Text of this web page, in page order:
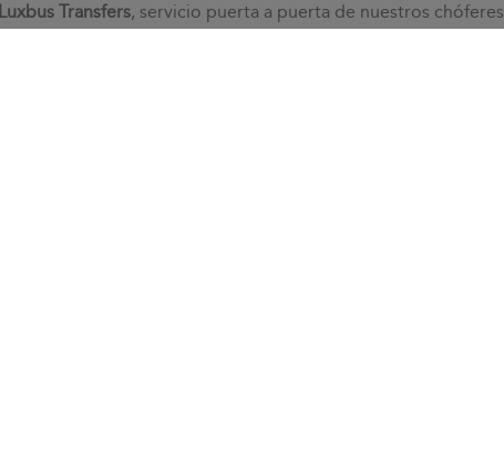
Luxbus Transfers, servicio puerta a puerta de nuestros chóferes